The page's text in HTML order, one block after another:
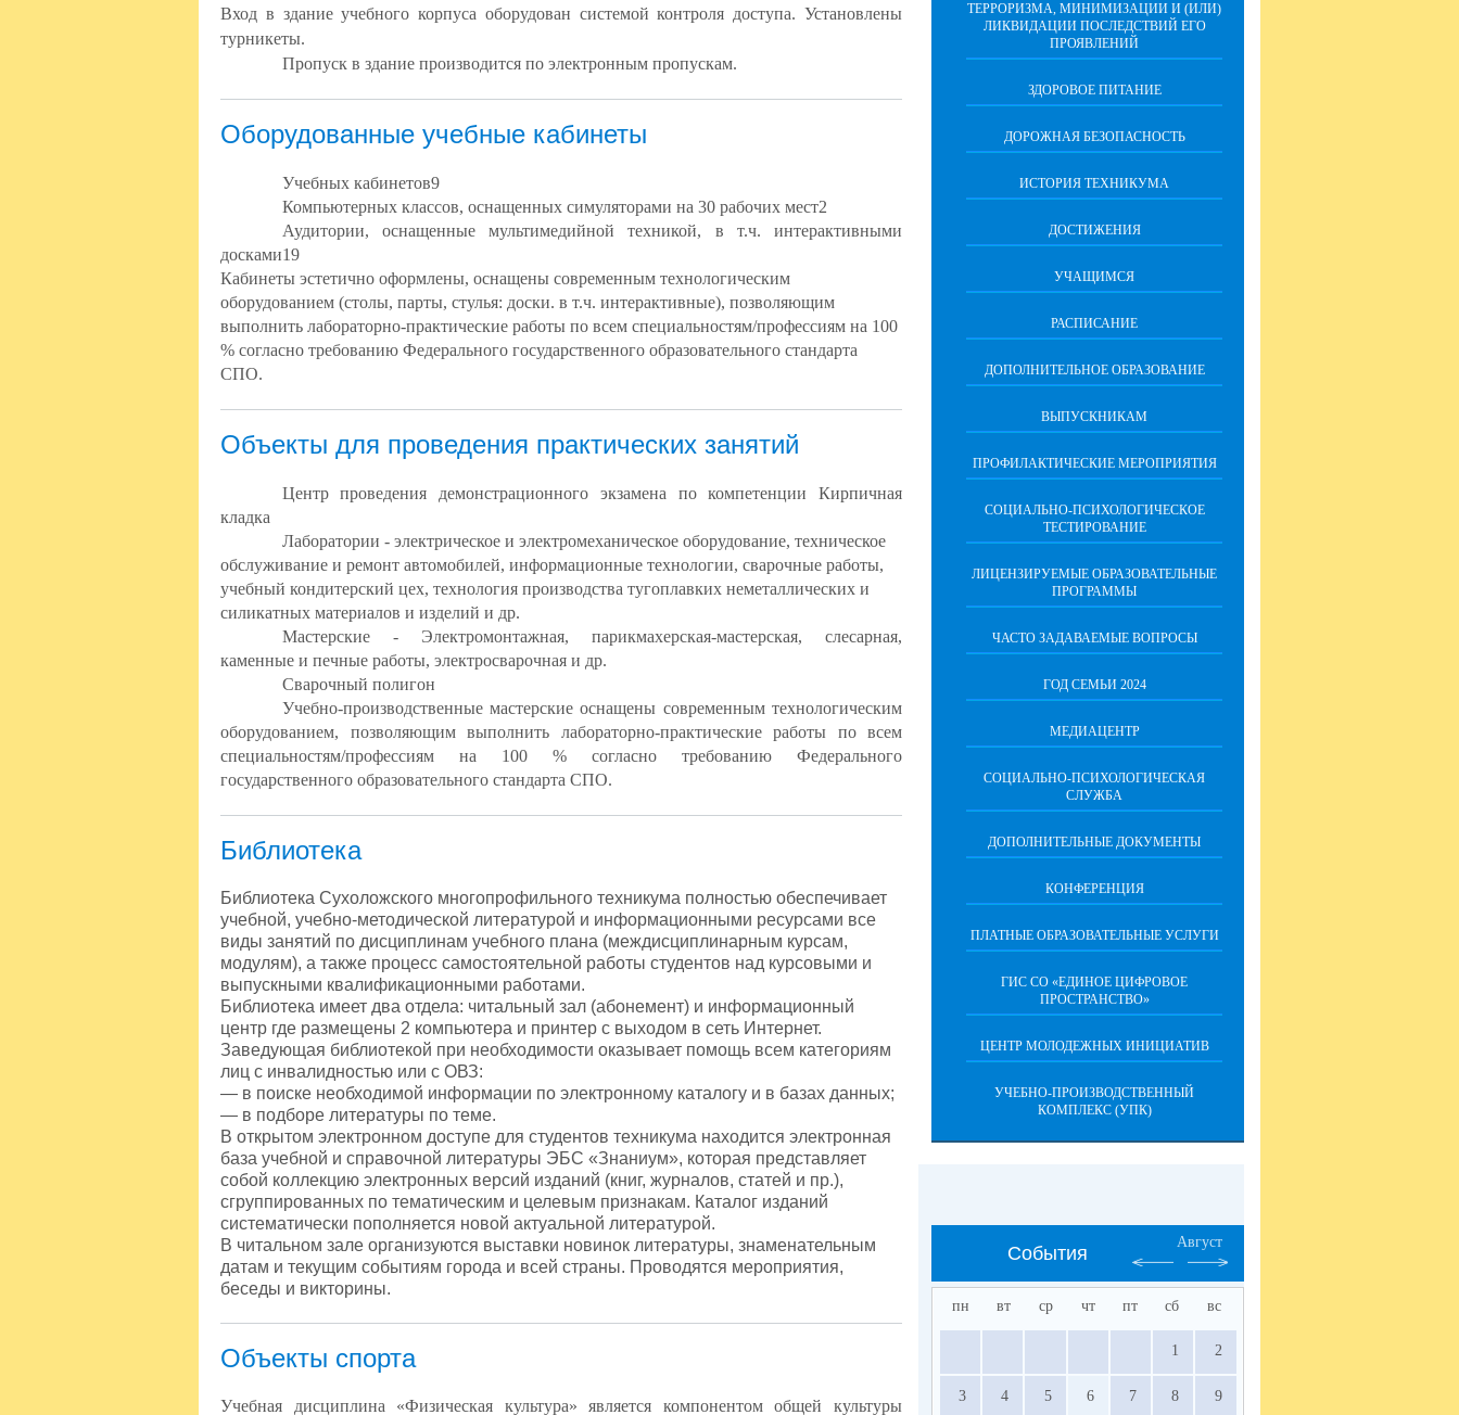
Вход в здание учебного корпуса оборудован системой контроля доступа. Установлены
турникеты.
Пропуск в здание производится по электронным пропускам.
Оборудованные учебные кабинеты
Учебных кабинетов9
Компьютерных классов, оснащенных симуляторами на 30 рабочих мест2
Аудитории, оснащенные мультимедийной техникой, в т.ч. интерактивными
досками19
Кабинеты эстетично оформлены, оснащены современным технологическим
оборудованием (столы, парты, стулья: доски. в т.ч. интерактивные), позволяющим
выполнить лабораторно-практические работы по всем специальностям/профессиям на 100
% согласно требованию Федерального государственного образовательного стандарта
СПО.
Объекты для проведения практических занятий
Центр проведения демонстрационного экзамена по компетенции Кирпичная
кладка
Лаборатории - электрическое и электромеханическое оборудование, техническое
обслуживание и ремонт автомобилей, информационные технологии, сварочные работы,
учебный кондитерский цех, технология производства тугоплавких неметаллических и
силикатных материалов и изделий и др.
Мастерские - Электромонтажная, парикмахерская-мастерская, слесарная,
каменные и печные работы, электросварочная и др.
Сварочный полигон
Учебно-производственные мастерские оснащены современным технологическим
оборудованием, позволяющим выполнить лабораторно-практические работы по всем
специальностям/профессиям на 100 % согласно требованию Федерального
государственного образовательного стандарта СПО.
Библиотека
Библиотека Сухоложского многопрофильного техникума полностью обеспечивает
учебной, учебно-методической литературой и информационными ресурсами все
виды занятий по дисциплинам учебного плана (междисциплинарным курсам,
модулям), а также процесс самостоятельной работы студентов над курсовыми и
выпускными квалификационными работами.
Библиотека имеет два отдела: читальный зал (абонемент) и информационный
центр где размещены 2 компьютера и принтер с выходом в сеть Интернет.
Заведующая библиотекой при необходимости оказывает помощь всем категориям
лиц с инвалидностью или с ОВЗ:
— в поиске необходимой информации по электронному каталогу и в базах данных;
— в подборе литературы по теме.
В открытом электронном доступе для студентов техникума находится электронная
база учебной и справочной литературы ЭБС «Знаниум», которая представляет
собой коллекцию электронных версий изданий (книг, журналов, статей и пр.),
сгруппированных по тематическим и целевым признакам. Каталог изданий
систематически пополняется новой актуальной литературой.
В читальном зале организуются выставки новинок литературы, знаменательным
датам и текущим событиям города и всей страны. Проводятся мероприятия,
беседы и викторины.
Объекты спорта
Учебная дисциплина «Физическая культура» является компонентом общей культуры
ТЕРРОРИЗМА, МИНИМИЗАЦИИ И (ИЛИ)
ЛИКВИДАЦИИ ПОСЛЕДСТВИЙ ЕГО
ПРОЯВЛЕНИЙ
ЗДОРОВОЕ ПИТАНИЕ
ДОРОЖНАЯ БЕЗОПАСНОСТЬ
ИСТОРИЯ ТЕХНИКУМА
ДОСТИЖЕНИЯ
УЧАЩИМСЯ
РАСПИСАНИЕ
ДОПОЛНИТЕЛЬНОЕ ОБРАЗОВАНИЕ
ВЫПУСКНИКАМ
ПРОФИЛАКТИЧЕСКИЕ МЕРОПРИЯТИЯ
СОЦИАЛЬНО-ПСИХОЛОГИЧЕСКОЕ
ТЕСТИРОВАНИЕ
ЛИЦЕНЗИРУЕМЫЕ ОБРАЗОВАТЕЛЬНЫЕ
ПРОГРАММЫ
ЧАСТО ЗАДАВАЕМЫЕ ВОПРОСЫ
ГОД СЕМЬИ 2024
МЕДИАЦЕНТР
СОЦИАЛЬНО-ПСИХОЛОГИЧЕСКАЯ
СЛУЖБА
ДОПОЛНИТЕЛЬНЫЕ ДОКУМЕНТЫ
КОНФЕРЕНЦИЯ
ПЛАТНЫЕ ОБРАЗОВАТЕЛЬНЫЕ УСЛУГИ
ГИС СО «ЕДИНОЕ ЦИФРОВОЕ
ПРОСТРАНСТВО»
ЦЕНТР МОЛОДЕЖНЫХ ИНИЦИАТИВ
УЧЕБНО-ПРОИЗВОДСТВЕННЫЙ
КОМПЛЕКС (УПК)
События
Август
пн вт ср чт пт сб вс
1 2
3 4 5 6 7 8 9